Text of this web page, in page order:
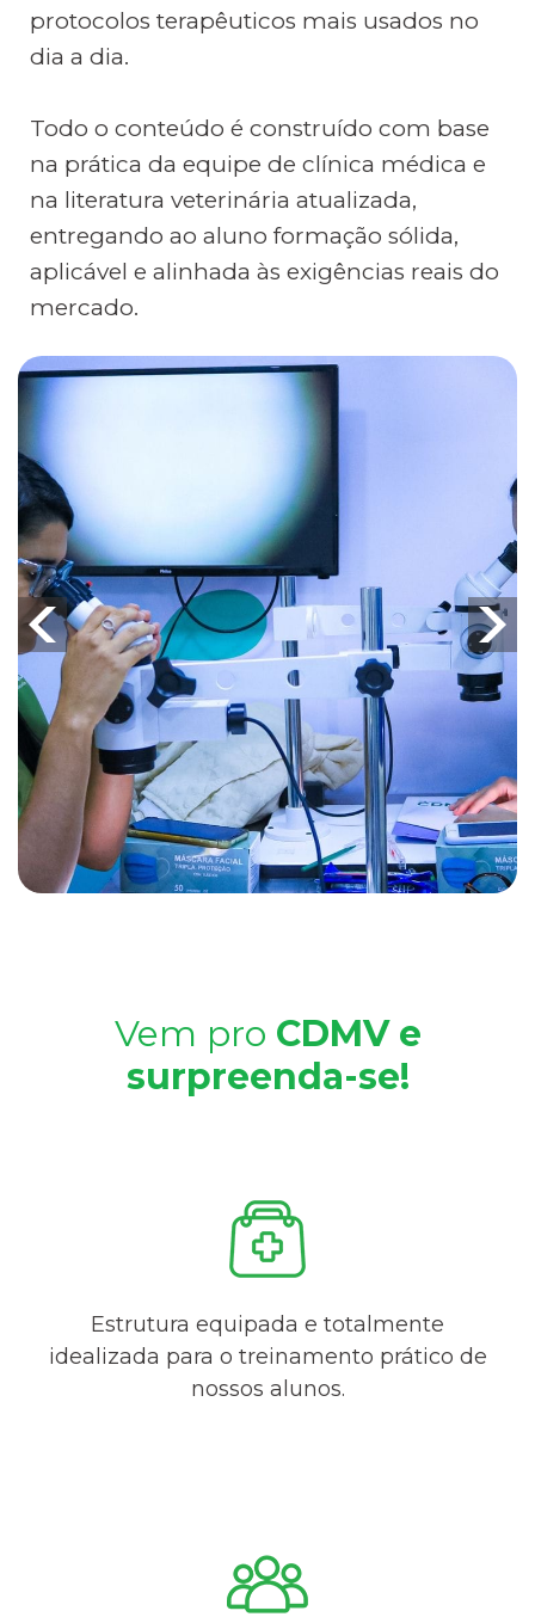
protocolos terapêuticos mais usados no
dia a dia.
Todo o conteúdo é construído com base
na prática da equipe de clínica médica e
na literatura veterinária atualizada,
entregando ao aluno formação sólida,
aplicável e alinhada às exigências reais do
mercado.
Vem pro CDMV e
surpreenda-se!
Estrutura equipada e totalmente
idealizada para o treinamento prático de
nossos alunos.